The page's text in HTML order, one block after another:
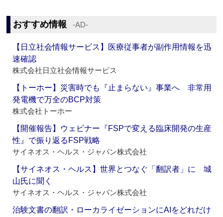
おすすめ情報 ‐AD‐
【日立社会情報サービス】医療従事者が副作用情報を迅
速確認
株式会社日立社会情報サービス
【トーホー】災害時でも『止まらない』事業へ 非常用
発電機で万全のBCP対策
株式会社トーホー
【開催報告】ウェビナー『FSPで変える臨床開発の生産
性』で振り返るFSP戦略
サイネオス・ヘルス・ジャパン株式会社
【サイネオス・ヘルス】世界とつなぐ「翻訳者」に 城
山氏に聞く
サイネオス・ヘルス・ジャパン株式会社
治験文書の翻訳・ローカライゼーションにAIをどれだけ